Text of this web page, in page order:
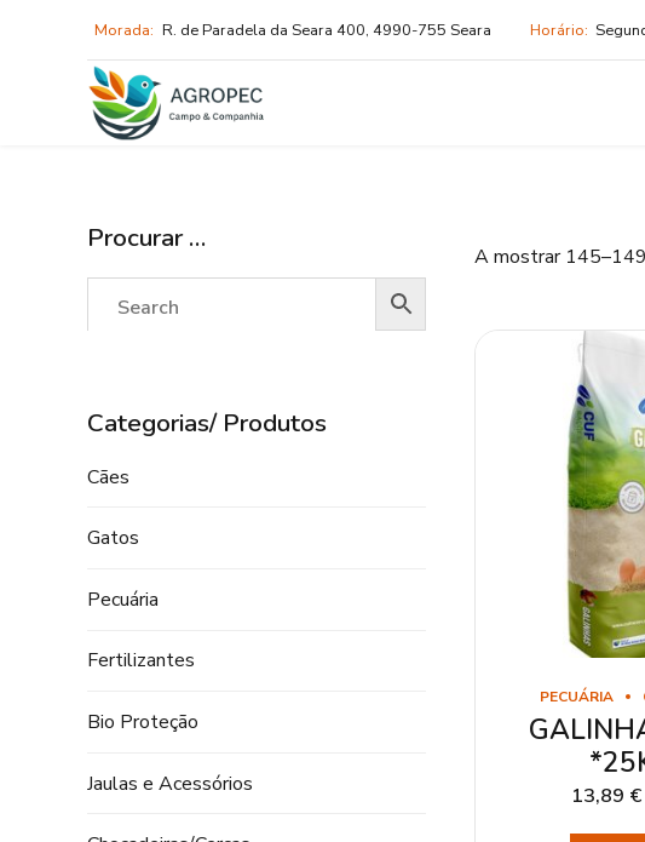
Morada: R. de Paradela da Seara 400, 4990-755 Seara Horário:
A mostrar
PECUÁRIA
13,89 €
Procurar …
Categorias/ Produtos
Cães
Gatos
Pecuária
Fertilizantes
Bio Proteção
Jaulas e Acessórios